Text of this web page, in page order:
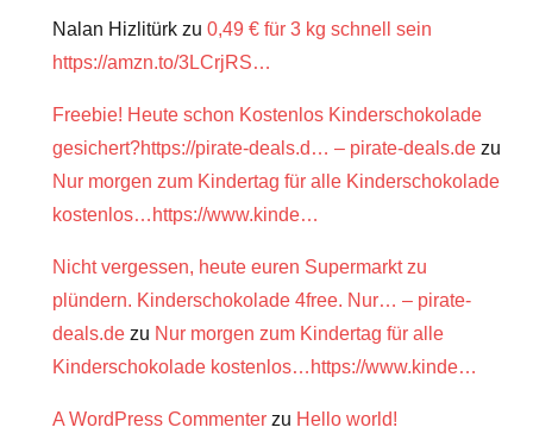
Nalan Hizlitürk zu 0,49 € für 3 kg schnell sein
https://amzn.to/3LCrjRS…
Freebie! Heute schon Kostenlos Kinderschokolade
gesichert?https://pirate-deals.d… – pirate-deals.de zu
Nur morgen zum Kindertag für alle Kinderschokolade
kostenlos…https://www.kinde…
Nicht vergessen, heute euren Supermarkt zu
plündern. Kinderschokolade 4free. Nur… – pirate-
deals.de zu Nur morgen zum Kindertag für alle
Kinderschokolade kostenlos…https://www.kinde…
A WordPress Commenter zu Hello world!